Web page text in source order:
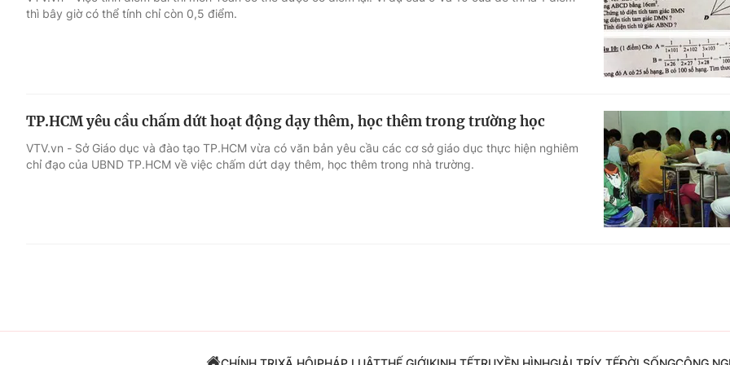
Góc ảnh
Âm nhạc
Sao
Du lịch
Làm đẹp
Chất lượng cuộc sống
Tuyển sinh
Học trực tuyến
Công nghệ
Hitech Công
Sản phẩm
Thị trường
Tư vấn
thì bây giờ có thể tính chỉ còn 0,5 điểm.
TP.HCM yêu cầu chấm dứt hoạt động dạy thêm, học thêm trong trường học
VTV.vn - Sở Giáo dục và đào tạo TP.HCM vừa có văn bản yêu cầu các cơ sở giáo dục thực hiện nghiêm
chỉ đạo của UBND TP.HCM về việc chấm dứt dạy thêm, học thêm trong nhà trường.